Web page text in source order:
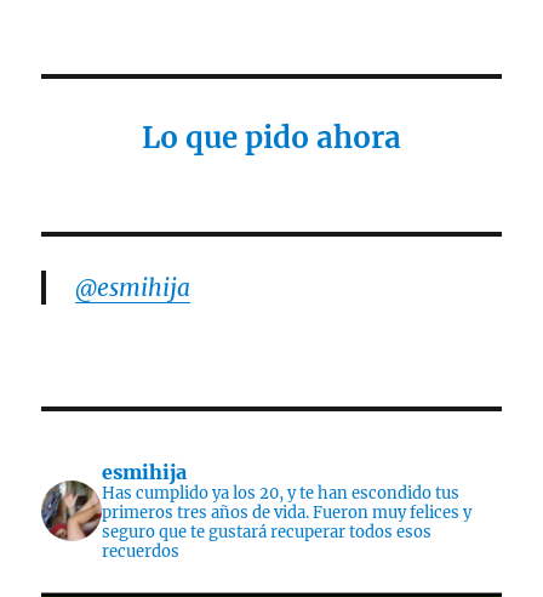
Lo que pido ahora
@esmihija
esmihija
Has cumplido ya los 20, y te han escondido tus
primeros tres años de vida. Fueron muy felices y
seguro que te gustará recuperar todos esos
recuerdos